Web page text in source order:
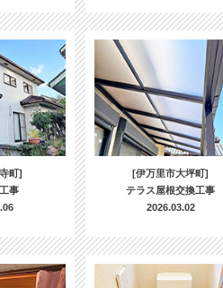
町]
事
[伊万里市大坪町]
テラス屋根交換工事
2026.03.02